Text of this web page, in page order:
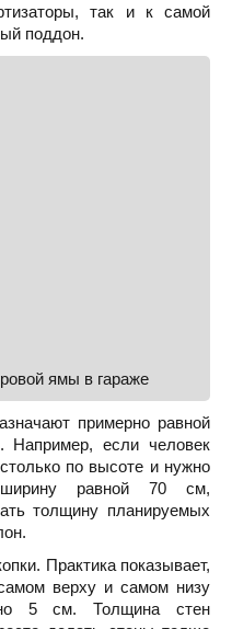
так и к самой
поддон.
ямы в гараже
примерно равной
Например, если человек
по высоте и нужно
равной 70 см,
толщину планируемых
Практика показывает,
верху и самом низу
5 см. Толщина стен